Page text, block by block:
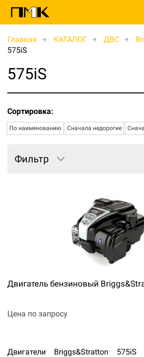
Главная КАТАЛОГ ДВС
575iS
575iS
Сортировка:
По наименованию Сначала недорогие
Фильтр
Двигатель бензиновый
Цена по запросу
Двигатели Briggs&Stratton